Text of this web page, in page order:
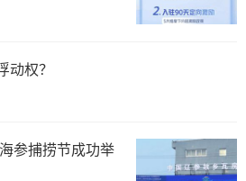
权？
参捕捞节成功举